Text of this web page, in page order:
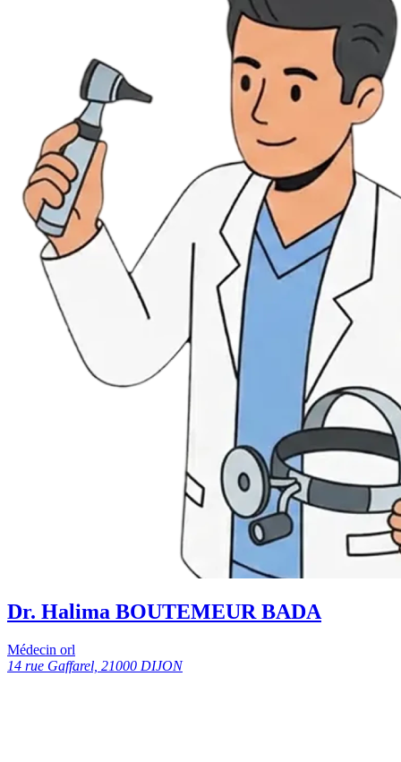
Dr. Halima BOUTEMEUR BADA
Médecin orl
14 rue Gaffarel, 21000 DIJON